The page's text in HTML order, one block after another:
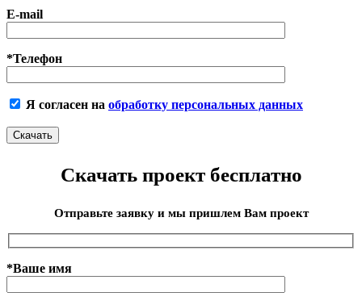
E-mail
*Телефон
Я согласен на обработку персональных данных
Скачать проект бесплатно
Отправьте заявку и мы пришлем Вам проект
*Ваше имя